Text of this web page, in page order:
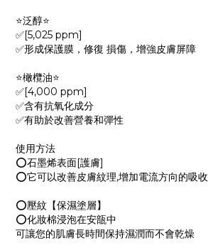
⭐泛醇⭐
✅[5,025 ppm]
✅形成保護膜，修復 損傷，增強皮膚屏障
⭐橄欖油⭐
✅[4,000 ppm]
✅含有抗氧化成分
✅有助於改善營養和彈性
使用方法
⭕石墨烯表面[護膚]
⭕它可以改善皮膚紋理,增加電流方向的吸收
⭕壓紋【保濕塗層】
⭕化妝棉浸泡在安瓿中
可讓您的肌膚長時間保持濕潤而不會乾燥